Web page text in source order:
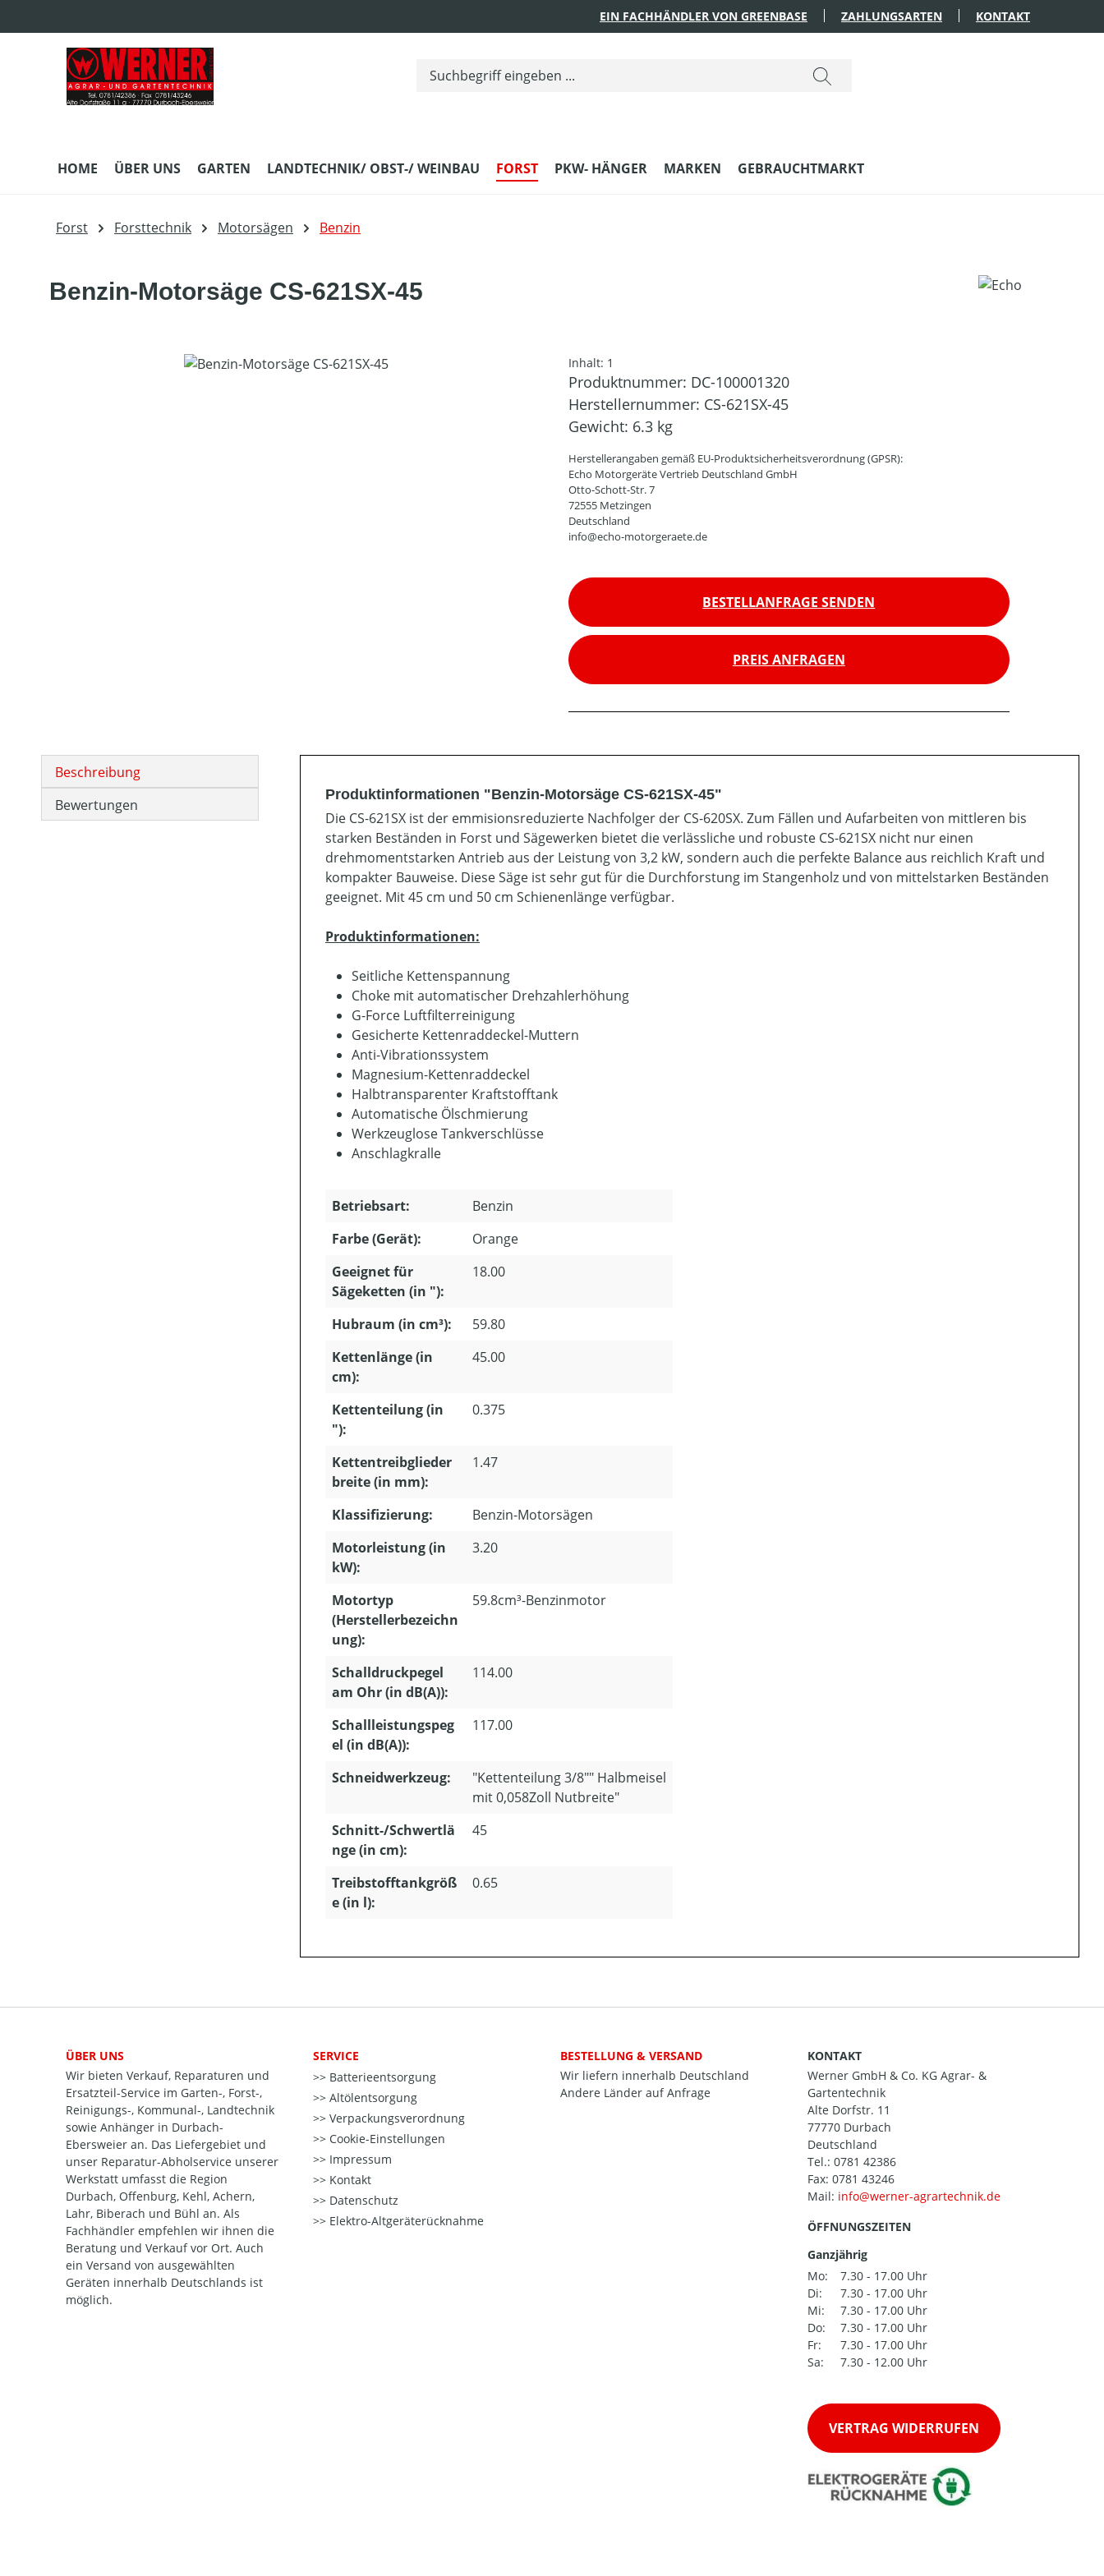
EIN FACHHÄNDLER VON GREENBASE ZAHLUNGSARTEN KONTAKT
HOME ÜBER UNS GARTEN LANDTECHNIK/ OBST-/ WEINBAU FORST PKW- HÄNGER MARKEN GEBRAUCHTMARKT
Forst Forsttechnik Motorsägen Benzin
Benzin-Motorsäge CS-621SX-45
Bildergalerie überspringen Inhalt: 1
Produktnummer: DC-100001320
Herstellernummer: CS-621SX-45
Gewicht: 6.3 kg
Herstellerangaben gemäß EU-Produktsicherheitsverordnung (GPSR):
Echo Motorgeräte Vertrieb Deutschland GmbH
Otto-Schott-Str. 7
72555 Metzingen
Deutschland
info@echo-motorgeraete.de
BESTELLANFRAGE SENDEN
PREIS ANFRAGEN
Beschreibung
Bewertungen
Produktinformationen "Benzin-Motorsäge CS-621SX-45"
Die CS-621SX ist der emmisionsreduzierte Nachfolger der CS-620SX. Zum Fällen und Aufarbeiten von mittleren bis
starken Beständen in Forst und Sägewerken bietet die verlässliche und robuste CS-621SX nicht nur einen
drehmomentstarken Antrieb aus der Leistung von 3,2 kW, sondern auch die perfekte Balance aus reichlich Kraft und
kompakter Bauweise. Diese Säge ist sehr gut für die Durchforstung im Stangenholz und von mittelstarken Beständen
geeignet. Mit 45 cm und 50 cm Schienenlänge verfügbar.
Produktinformationen:
Seitliche Kettenspannung
Choke mit automatischer Drehzahlerhöhung
G-Force Luftfilterreinigung
Gesicherte Kettenraddeckel-Muttern
Anti-Vibrationssystem
Magnesium-Kettenraddeckel
Halbtransparenter Kraftstofftank
Automatische Ölschmierung
Werkzeuglose Tankverschlüsse
Anschlagkralle
Betriebsart:
Benzin
Farbe (Gerät):
Orange
Geeignet für
Sägeketten (in "):
18.00
Hubraum (in cm³):
59.80
Kettenlänge (in
cm):
45.00
Kettenteilung (in
"):
0.375
Kettentreibglieder
breite (in mm):
1.47
Klassifizierung:
Benzin-Motorsägen
Motorleistung (in
kW):
3.20
Motortyp
(Herstellerbezeichn
ung):
59.8cm³-Benzinmotor
Schalldruckpegel
am Ohr (in dB(A)):
114.00
Schallleistungspeg
el (in dB(A)):
117.00
Schneidwerkzeug:
"Kettenteilung 3/8"" Halbmeisel
mit 0,058Zoll Nutbreite"
Schnitt-/Schwertlä
nge (in cm):
45
Treibstofftankgröß
e (in l):
0.65
ÜBER UNS
Wir bieten Verkauf, Reparaturen und
Ersatzteil-Service im Garten-, Forst-,
Reinigungs-, Kommunal-, Landtechnik
sowie Anhänger in Durbach-
Ebersweier an. Das Liefergebiet und
unser Reparatur-Abholservice unserer
Werkstatt umfasst die Region
Durbach, Offenburg, Kehl, Achern,
Lahr, Biberach und Bühl an. Als
Fachhändler empfehlen wir ihnen die
Beratung und Verkauf vor Ort. Auch
ein Versand von ausgewählten
Geräten innerhalb Deutschlands ist
möglich.
SERVICE
Batterieentsorgung
Altölentsorgung
Verpackungsverordnung
Cookie-Einstellungen
Impressum
Kontakt
Datenschutz
Elektro-Altgeräterücknahme
BESTELLUNG & VERSAND
Wir liefern innerhalb Deutschland
Andere Länder auf Anfrage
KONTAKT
Werner GmbH & Co. KG Agrar- &
Gartentechnik
Alte Dorfstr. 11
77770 Durbach
Deutschland
Tel.: 0781 42386
Fax: 0781 43246
Mail:
ÖFFNUNGSZEITEN
Ganzjährig
Mo:
7.30 - 17.00 Uhr
Di:
7.30 - 17.00 Uhr
Mi:
7.30 - 17.00 Uhr
Do:
7.30 - 17.00 Uhr
Fr:
7.30 - 17.00 Uhr
Sa:
7.30 - 12.00 Uhr
VERTRAG WIDERRUFEN